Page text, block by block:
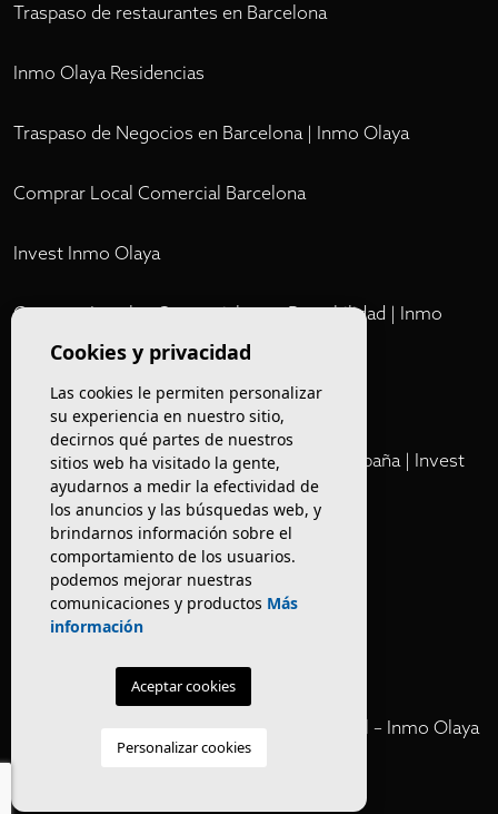
Traspaso de restaurantes en Barcelona
Inmo Olaya Residencias
Traspaso de Negocios en Barcelona | Inmo Olaya
Comprar Local Comercial Barcelona
Invest Inmo Olaya
Comprar Locales Comerciales en Rentabilidad | Inmo
Olaya
Cartera Privada de Activos Hoteleros en España | Invest
Inmo Olaya
Venta de edificios
Comprar restaurante en Barcelona
Negocios en rentabilidad en Barcelona
Vender Hotel en España | Venta Confidencial – Inmo Olaya
Cookies y privacidad
Las cookies le permiten personalizar
su experiencia en nuestro sitio,
decirnos qué partes de nuestros
sitios web ha visitado la gente,
ayudarnos a medir la efectividad de
los anuncios y las búsquedas web, y
brindarnos información sobre el
comportamiento de los usuarios.
podemos mejorar nuestras
comunicaciones y productos Más
información
Aceptar cookies
Personalizar cookies